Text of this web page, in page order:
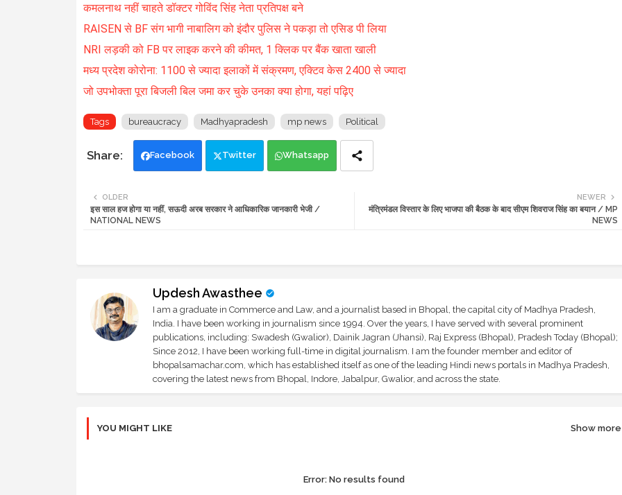
कमलनाथ नहीं चाहते डॉक्टर गोविंद सिंह नेता प्रतिपक्ष बने
RAISEN से BF संग भागी नाबालिग को इंदौर पुलिस ने पकड़ा तो एसिड पी लिया
NRI लड़की को FB पर लाइक करने की कीमत, 1 क्लिक पर बैंक खाता खाली
मध्य प्रदेश कोरोना: 1100 से ज्यादा इलाकों में संक्रमण, एक्टिव केस 2400 से ज्यादा
जो उपभोक्ता पूरा बिजली बिल जमा कर चुके उनका क्या होगा, यहां पढ़िए
Tags bureaucracy Madhyapradesh mp news Political
Facebook Twitter Whatsapp
NEWER
मंत्रिमंडल विस्तार के लिए भाजपा की बैठक के बाद सीएम शिवराज सिंह का बयान / MP
NEWS
OLDER
इस साल हज होगा या नहीं, सऊदी अरब सरकार ने आधिकारिक जानकारी भेजी /
NATIONAL NEWS
Updesh Awasthee
I am a graduate in Commerce and Law, and a journalist based in Bhopal, the capital city of Madhya Pradesh,
India. I have been working in journalism since 1994. Over the years, I have served with several prominent
publications, including: Swadesh (Gwalior), Dainik Jagran (Jhansi), Raj Express (Bhopal), Pradesh Today (Bhopal);
Since 2012, I have been working full-time in digital journalism. I am the founder member and editor of
bhopalsamachar.com, which has established itself as one of the leading Hindi news portals in Madhya Pradesh,
covering the latest news from Bhopal, Indore, Jabalpur, Gwalior, and across the state.
YOU MIGHT LIKE Show more
Error:No results found